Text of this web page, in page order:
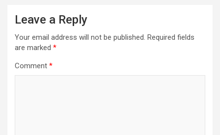
Leave a Reply
Your email address will not be published. Required fields
are marked *
Comment *